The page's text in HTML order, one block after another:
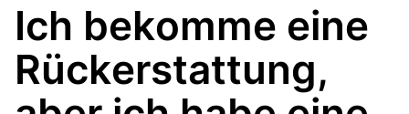
Ich bekomme eine
Rückerstattung,